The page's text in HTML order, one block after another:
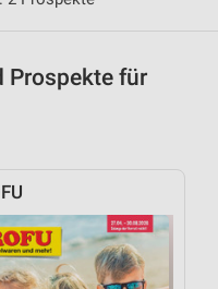
Prospekte für